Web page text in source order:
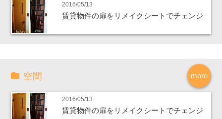
2016/05/13
賃貸物件の扉をリメイクシートでチェンジ
more
空間
2016/05/13
賃貸物件の扉をリメイクシートでチェンジ